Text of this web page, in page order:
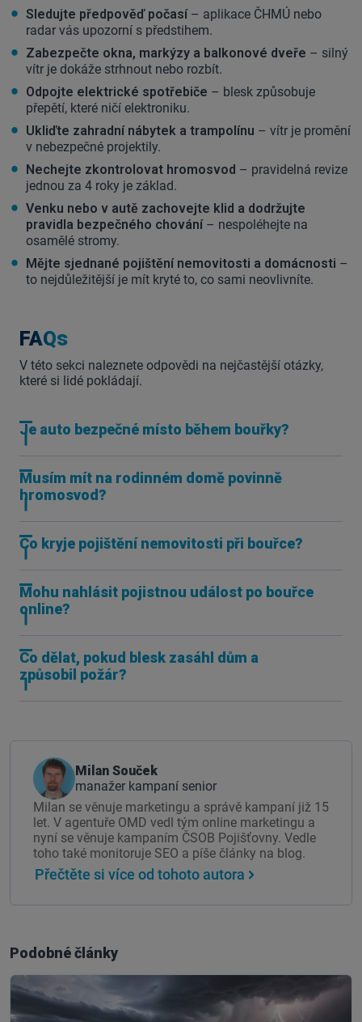
Sledujte předpověď počasí– aplikace ČHMÚ nebo
radar vás upozorní s předstihem.
Zabezpečte okna, markýzy a balkonové dveře – silný
vítr je dokáže strhnout nebo rozbít.
Odpojte elektrické spotřebiče – blesk způsobuje
přepětí, které ničí elektroniku.
Ukliďte zahradní nábytek a trampolínu – vítr je promění
v nebezpečné projektily.
Nechejte zkontrolovat hromosvod – pravidelná revize
jednou za 4 roky je základ.
Venku nebo v autě zachovejte klid a dodržujte
pravidla bezpečného chování– nespoléhejte na
osamělé stromy.
Mějte sjednané pojištění nemovitosti a domácnosti –
to nejdůležitější je mít kryté to, co sami neovlivníte.
FAQs
V této sekci naleznete odpovědi na nejčastější otázky,
které si lidé pokládají.
Je auto bezpečné místo během bouřky?
Musím mít na rodinném domě povinně
hromosvod?
Co kryje pojištění nemovitosti při bouřce?
Mohu nahlásit pojistnou událost po bouřce
online?
Co dělat, pokud blesk zasáhl dům a
způsobil požár?
Milan Souček
manažer kampaní senior
Milan se věnuje marketingu a správě kampaní již 15
let. V agentuře OMD vedl tým online marketingu a
nyní se věnuje kampaním ČSOB Pojišťovny. Vedle
toho také monitoruje SEO a píše články na blog.
Přečtěte si více od tohoto autora
Podobné články